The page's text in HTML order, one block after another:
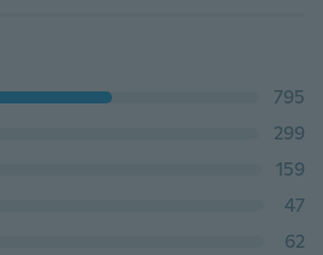
795
299
159
47
62